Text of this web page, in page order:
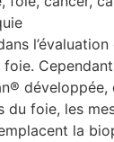
développée,
du foie, les
la